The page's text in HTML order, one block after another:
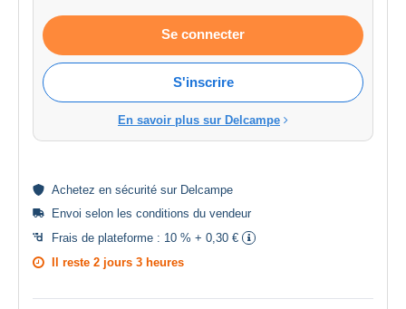
Se connecter
S'inscrire
En savoir plus sur Delcampe
Achetez en sécurité sur Delcampe
Envoi selon les conditions du vendeur
Frais de plateforme : 10 % + 0,30 €
Il reste 2 jours 3 heures